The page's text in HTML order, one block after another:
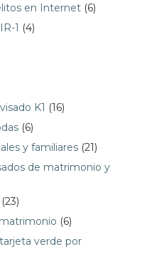
en Internet (6)
1 (4)
K1 (16)
(6)
y familiares (21)
de matrimonio y
(23)
(6)
verde por